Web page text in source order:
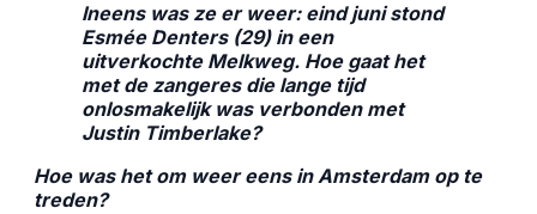
Ineens was ze er weer: eind juni stond
Esmée Denters (29) in een
uitverkochte Melkweg. Hoe gaat het
met de zangeres die lange tijd
onlosmakelijk was verbonden met
Justin Timberlake?
Hoe was het om weer eens in Amsterdam op te
treden?